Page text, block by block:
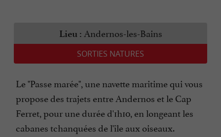
Lieu : Andernos-les-Bains
SORTIES NATURES
Le "Passe marée", une navette maritime qui vous
propose des trajets entre Andernos et le Cap
Ferret, pour une durée d'1h10, en longeant les
cabanes tchanquées de l'île aux oiseaux.